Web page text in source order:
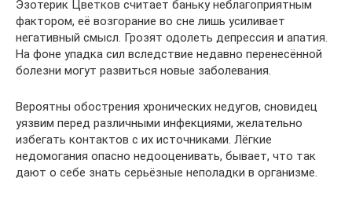
Эзотерик Цветков считает баньку неблагоприятным
фактором, её возгорание во сне лишь усиливает
негативный смысл. Грозят одолеть депрессия и апатия.
На фоне упадка сил вследствие недавно перенесённой
болезни могут развиться новые заболевания.
Вероятны обострения хронических недугов, сновидец
уязвим перед различными инфекциями, желательно
избегать контактов с их источниками. Лёгкие
недомогания опасно недооценивать, бывает, что так
дают о себе знать серьёзные неполадки в организме.